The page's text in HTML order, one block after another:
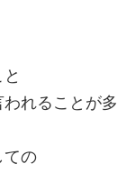
れることが多
ての